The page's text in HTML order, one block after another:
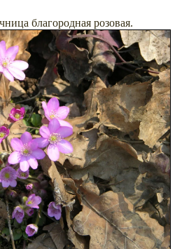
благородная розовая.